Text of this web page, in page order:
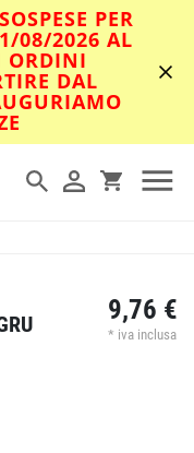
PER
08/2026 AL
ORDINI
DAL
9,76 €
* iva inclusa